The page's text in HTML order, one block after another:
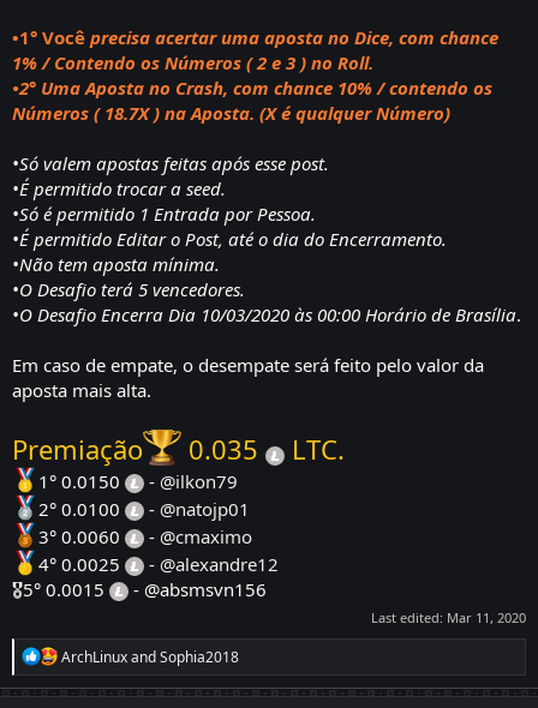
•1° Você precisa acertar uma aposta no Dice, com chance
1% / Contendo os Números ( 2 e 3 ) no Roll.
•2° Uma Aposta no Crash, com chance 10% / contendo os
Números ( 18.7X ) na Aposta. (X é qualquer Número)
•Só valem apostas feitas após esse post.
•É permitido trocar a seed.
•Só é permitido 1 Entrada por Pessoa.
•É permitido Editar o Post, até o dia do Encerramento.
•Não tem aposta mínima.
•O Desafio terá 5 vencedores.
•O Desafio Encerra Dia 10/03/2020 às 00:00 Horário de Brasília.
Em caso de empate, o desempate será feito pelo valor da
aposta mais alta.
Premiação 0.035 LTC.
1° 0.0150 - @ilkon79
2° 0.0100
- @natojp01
3° 0.0060
- @cmaximo
4° 0.0025
- @alexandre12
🎖5° 0.0015
- @absmsvn156
Last edited: Mar 11, 2020
R
e
a
ArchLinuxandSophia2018